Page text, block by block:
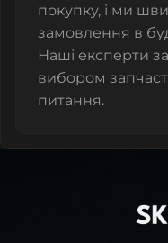
покупку, і ми
замовлення в
Наші експерти
вибором
питання.